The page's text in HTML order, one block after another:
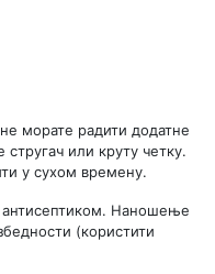
морате радити додатне
или круту четку.
у сухом времену.
Наношење
(користити